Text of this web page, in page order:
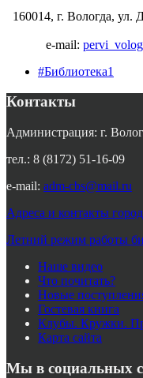
160014, г. Вологда, ул.
e-mail:
#Библиотека1
Контакты
Администрация: г.
тел.: 8 (8172) 51-16-09
e-mail: adm-cbs@mail.ru
Адреса и контакты
Летний режим работы
Наше видео
Что почитать?
Новые
Гостевая книга
Клубы. Кружки.
Карта сайта
Мы в социальных